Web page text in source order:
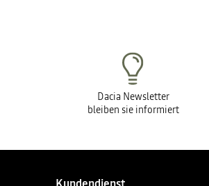
Dacia Newsletter
bleiben sie informiert